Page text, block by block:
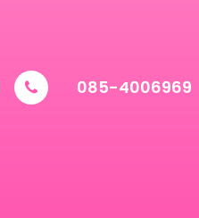
085-4006969